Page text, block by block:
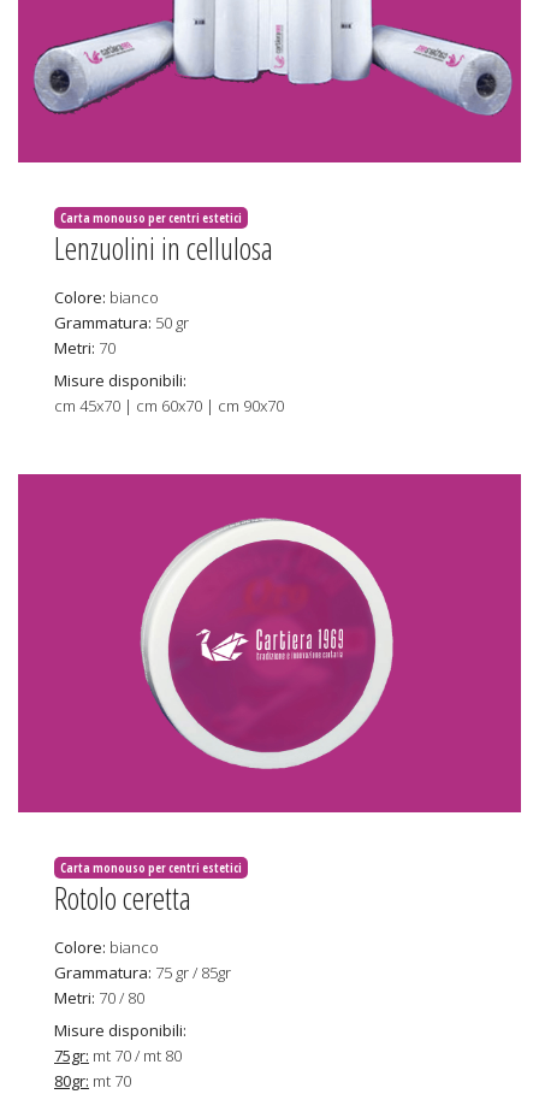
Carta monouso per centri estetici
Lenzuolini in cellulosa
Colore: bianco
Grammatura: 50 gr
Metri: 70
Misure disponibili:
cm 45x70 | cm 60x70 | cm 90x70
Carta monouso per centri estetici
Rotolo ceretta
Colore: bianco
Grammatura: 75 gr / 85gr
Metri: 70 / 80
Misure disponibili:
75gr: mt 70 / mt 80
80gr: mt 70